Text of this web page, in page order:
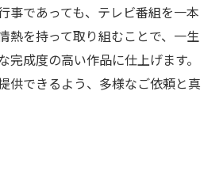
事であっても、テレビ番組を一本
熱を持って取り組むことで、一生
完成度の高い作品に仕上げます。
供できるよう、多様なご依頼と真